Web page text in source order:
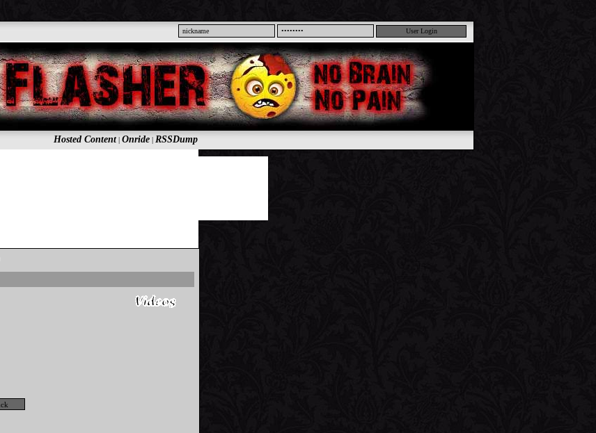
Hosted Content| Onride| RSSDump